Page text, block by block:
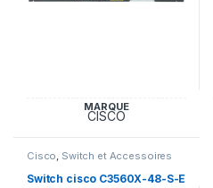
MARQUE
CISCO
Cisco, Switch et Accessoires
Switch cisco C3560X-48-S-E